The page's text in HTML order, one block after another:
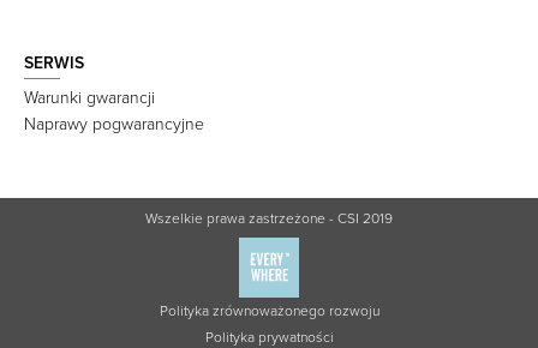
SERWIS
Warunki gwarancji
Naprawy pogwarancyjne
Wszelkie prawa zastrzeżone - CSI 2019
Polityka zrównoważonego rozwoju
Polityka prywatności